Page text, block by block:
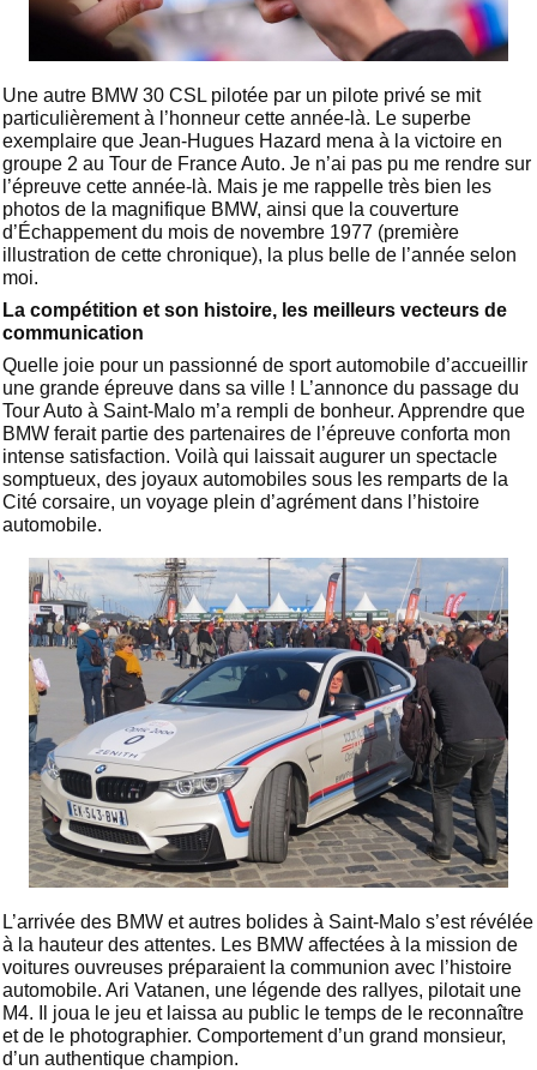
Une autre BMW 30 CSL pilotée par un pilote privé se mit
particulièrement à l’honneur cette année-là. Le superbe
exemplaire que Jean-Hugues Hazard mena à la victoire en
groupe 2 au Tour de France Auto. Je n’ai pas pu me rendre sur
l’épreuve cette année-là. Mais je me rappelle très bien les
photos de la magnifique BMW, ainsi que la couverture
d’Échappement du mois de novembre 1977 (première
illustration de cette chronique), la plus belle de l’année selon
moi.
La compétition et son histoire, les meilleurs vecteurs de
communication
Quelle joie pour un passionné de sport automobile d’accueillir
une grande épreuve dans sa ville ! L’annonce du passage du
Tour Auto à Saint-Malo m’a rempli de bonheur. Apprendre que
BMW ferait partie des partenaires de l’épreuve conforta mon
intense satisfaction. Voilà qui laissait augurer un spectacle
somptueux, des joyaux automobiles sous les remparts de la
Cité corsaire, un voyage plein d’agrément dans l’histoire
automobile.
L’arrivée des BMW et autres bolides à Saint-Malo s’est révélée
à la hauteur des attentes. Les BMW affectées à la mission de
voitures ouvreuses préparaient la communion avec l’histoire
automobile. Ari Vatanen, une légende des rallyes, pilotait une
M4. Il joua le jeu et laissa au public le temps de le reconnaître
et de le photographier. Comportement d’un grand monsieur,
d’un authentique champion.